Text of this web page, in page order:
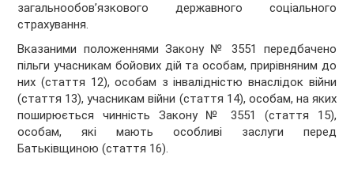
загальнообов’язкового державного соціального
страхування.
Вказаними положеннями Закону № 3551 передбачено
пільги учасникам бойових дій та особам, прирівняним до
них (стаття 12), особам з інвалідністю внаслідок війни
(стаття 13), учасникам війни (стаття 14), особам, на яких
поширюється чинність Закону № 3551 (стаття 15),
особам, які мають особливі заслуги перед
Батьківщиною (стаття 16).